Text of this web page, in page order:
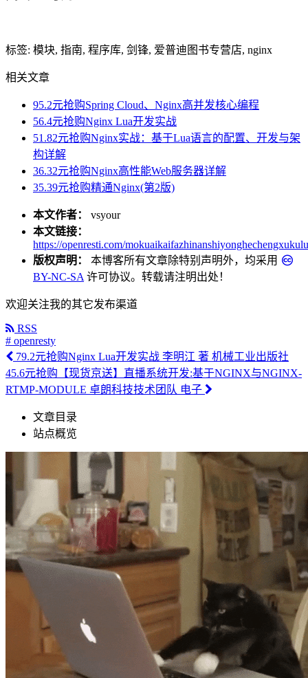
标签: 模块, 指南, 程序库, 剑锋, 爱普迪图书专营店, nginx
相关文章
95.2元抢购Spring Cloud、Nginx高并发核心编程
56.4元抢购Nginx Lua开发实战
51.82元抢购Nginx实战：基于Lua语言的配置、开发与架
构详解
36.32元抢购Nginx高性能Web服务器详解
35.39元抢购精通Nginx(第2版)
本文作者： vsyour
本文链接：
https://openresti.com/
版权声明： 本博客所有文章除特别声明外，均采用
BY-NC-SA 许可协议。转载请注明出处！
欢迎关注我的其它发布渠道
RSS
# openresty
79.2元抢购Nginx Lua开发实战 李明江 著 机械工业出版社
45.6元抢购【现货京送】直播系统开发:基于NGINX与NGINX-
RTMP-MODULE 卓朗科技技术团队 电子
文章目录
站点概览